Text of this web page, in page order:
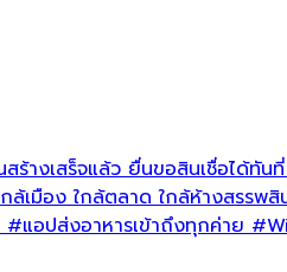
ร้างเสร็จแล้ว ยื่นขอสินเชื่อได้ทัน
ล้เมือง ใกล้ตลาด ใกล้ห้างสรรพสิ
#แอปส่งอาหารเข้าถึงทุกค่าย